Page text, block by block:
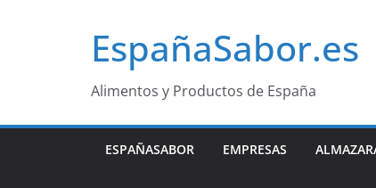
EspañaSabor.es
Alimentos y Productos de España
ESPAÑASABOR EMPRESAS